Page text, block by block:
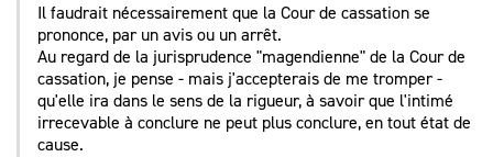
Il faudrait nécessairement que la Cour de cassation se
prononce, par un avis ou un arrêt.
Au regard de la jurisprudence "magendienne" de la Cour de
cassation, je pense - mais j'accepterais de me tromper -
qu'elle ira dans le sens de la rigueur, à savoir que l'intimé
irrecevable à conclure ne peut plus conclure, en tout état de
cause.